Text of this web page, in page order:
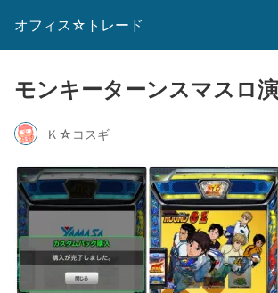
オフィス☆トレード
モンキーターンスマスロ
Ｋ☆コスギ